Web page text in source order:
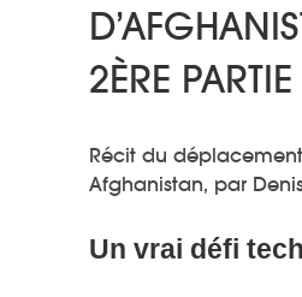
2ÈRE PARTIE
Récit du
Afghanistan, par
Un vrai défi